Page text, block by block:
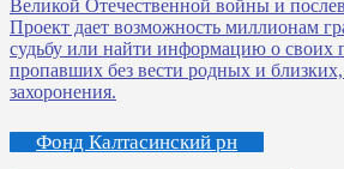
Фонд Калтасинский рн